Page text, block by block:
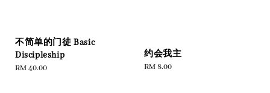
不简单的门徒 Basic
Discipleship
Regular
RM 40.00
约会我主
Regular
RM 8.00